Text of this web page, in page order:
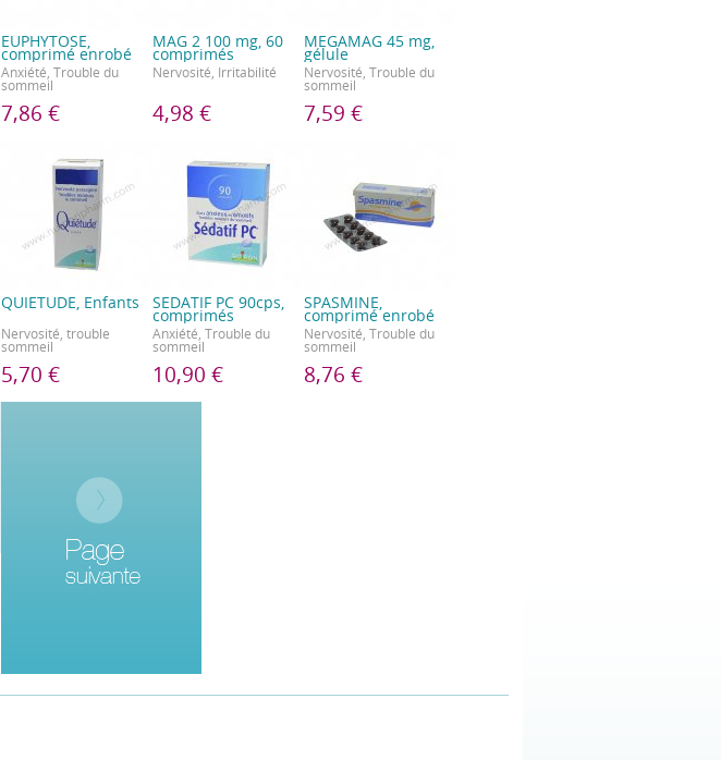
EUPHYTOSE,
comprimé enrobé
Anxiété, Trouble du
sommeil
7,86 €
MAG 2 100 mg, 60
comprimés
Nervosité, Irritabilité
4,98 €
MEGAMAG 45 mg,
gélule
Nervosité, Trouble du
sommeil
7,59 €
QUIETUDE, Enfants
Nervosité, trouble
sommeil
5,70 €
SEDATIF PC 90cps,
comprimés
Anxiété, Trouble du
sommeil
10,90 €
SPASMINE,
comprimé enrobé
Nervosité, Trouble du
sommeil
8,76 €